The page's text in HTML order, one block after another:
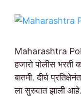
Maharashtra
हजारो पोलीस भरती
बातमी. दीर्घ
ला सुरुवात झाली